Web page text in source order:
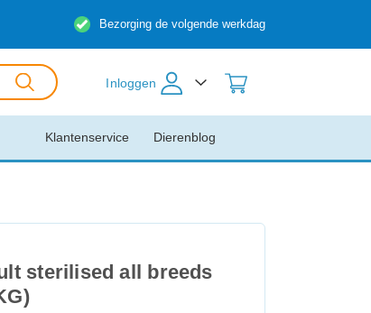
Bezorging de volgende werkdag
Inloggen
Dierenblog
Klantenservice
sterilised all breeds